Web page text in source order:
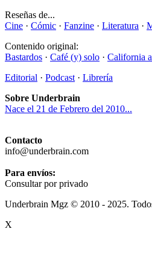
Reseñas de...
Cine · Cómic · Fanzine · Literatura ·
Contenido original:
Bastardos · Café (y) solo · California
Editorial · Podcast · Librería
Sobre Underbrain
Nace el 21 de Febrero del 2010...
Contacto
info@underbrain.com
Para envíos:
Consultar por privado
Underbrain Mgz © 2010 - 2025.
X